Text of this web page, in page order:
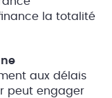
la totalité
aux délais
peut engager